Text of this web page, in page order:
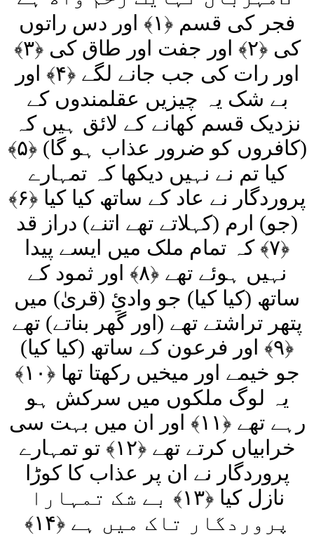
فجر کی قسم ﴿۱﴾ اور دس راتوں
کی ﴿۲﴾ اور جفت اور طاق کی ﴿۳﴾
اور رات کی جب جانے لگے ﴿۴﴾ اور
بے شک یہ چیزیں عقلمندوں کے
نزدیک قسم کھانے کے لائق ہیں کہ
(کافروں کو ضرور عذاب ہو گا) ﴿۵﴾
کیا تم نے نہیں دیکھا کہ تمہارے
پروردگار نے عاد کے ساتھ کیا کیا ﴿۶﴾
(جو) ارم (کہلاتے تھے اتنے) دراز قد
﴿۷﴾ کہ تمام ملک میں ایسے پیدا
نہیں ہوئے تھے ﴿۸﴾ اور ثمود کے
ساتھ (کیا کیا) جو وادئِ (قریٰ) میں
پتھر تراشتے تھے (اور گھر بناتے) تھے
﴿۹﴾ اور فرعون کے ساتھ (کیا کیا)
جو خیمے اور میخیں رکھتا تھا ﴿۱۰﴾
یہ لوگ ملکوں میں سرکش ہو
رہے تھے ﴿۱۱﴾ اور ان میں بہت سی
خرابیاں کرتے تھے ﴿۱۲﴾ تو تمہارے
پروردگار نے ان پر عذاب کا کوڑا
نازل کیا ﴿۱۳﴾ بے شک تمہارا
پروردگار تاک میں ہے ﴿۱۴﴾